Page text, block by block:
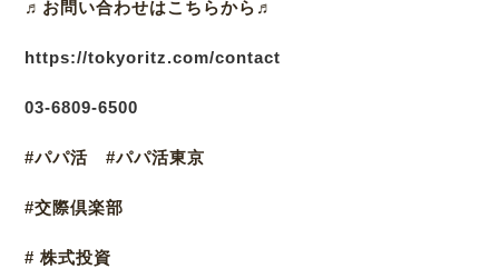
♬ お問い合わせはこちらから♬
https://tokyoritz.com/contact
03-6809-6500
#パパ活 #パパ活東京
#交際倶楽部
# 株式投資